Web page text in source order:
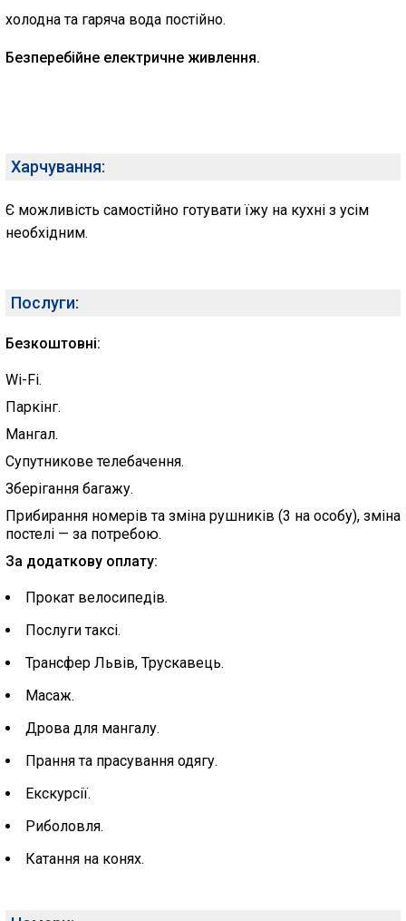
холодна та гаряча вода постійно.
Безперебійне електричне живлення.
Харчування:
Є можливість самостійно готувати їжу на кухні з усім
необхідним.
Послуги:
Безкоштовні:
Wi-Fi.
Паркінг.
Мангал.
Супутникове телебачення.
Зберігання багажу.
Прибирання номерів та зміна рушників (3 на особу), зміна
постелі — за потребою.
За додаткову оплату:
Прокат велосипедів.
Послуги таксі.
Трансфер Львів, Трускавець.
Масаж.
Дрова для мангалу.
Прання та прасування одягу.
Екскурсії.
Риболовля.
Катання на конях.